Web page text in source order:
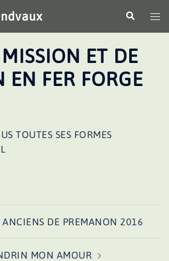
le
ET DE
EN FER FORGE
TOUTES SES FORMES
ANCIENS DE PREMANON 2016
MON AMOUR